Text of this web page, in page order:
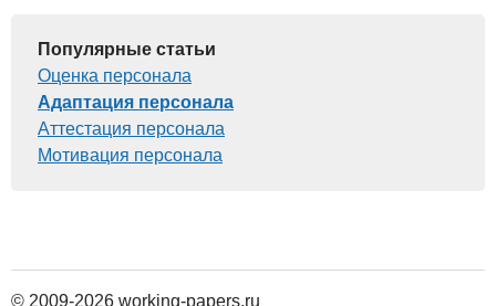
Популярные статьи
Оценка персонала
Адаптация персонала
Аттестация персонала
Мотивация персонала
© 2009-2026 working-papers.ru